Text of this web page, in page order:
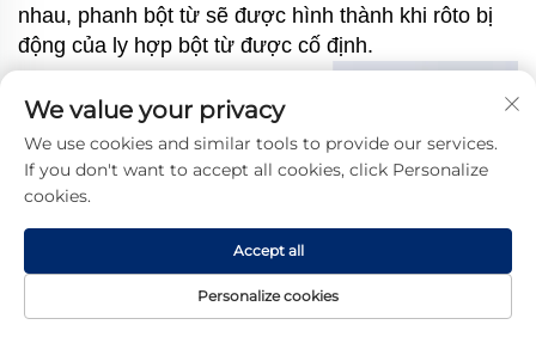
nhau, phanh bột từ sẽ được hình thành khi rôto bị
động của ly hợp bột từ được cố định.
Trang Chủ Sản phẩm Giới thiệu Liên hệ
We value your privacy
We use cookies and similar tools to provide our services.
If you don't want to accept all cookies, click Personalize
cookies.
Personalize cookies
Accept all